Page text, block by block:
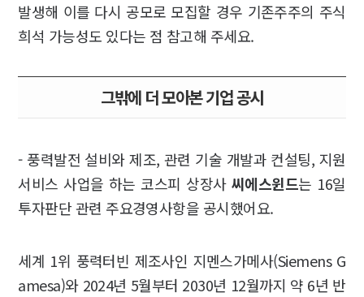
발생해 이를 다시 공모로 모집할 경우 기존주주의 주식
희석 가능성도 있다는 점 참고해 주세요.
그밖에 더 모아본 기업 공시
- 풍력발전 설비와 제조, 관련 기술 개발과 컨설팅, 지원
서비스 사업을 하는 코스피 상장사 씨에스윈드는 16일
투자판단 관련 주요경영사항을 공시했어요.
세계 1위 풍력터빈 제조사인 지멘스가메사(Siemens G
amesa)와 2024년 5월부터 2030년 12월까지 약 6년 반